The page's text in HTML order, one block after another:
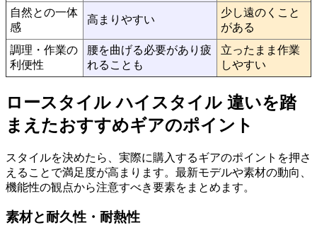
自然との一体
感
高まりやすい
少し遠のくこと
がある
調理・作業の
利便性
腰を曲げる必要があり疲
れることも
立ったまま作業
しやすい
ロースタイル ハイスタイル 違いを踏
まえたおすすめギアのポイント
スタイルを決めたら、実際に購入するギアのポイントを押さ
えることで満足度が高まります。最新モデルや素材の動向、
機能性の観点から注意すべき要素をまとめます。
素材と耐久性・耐熱性